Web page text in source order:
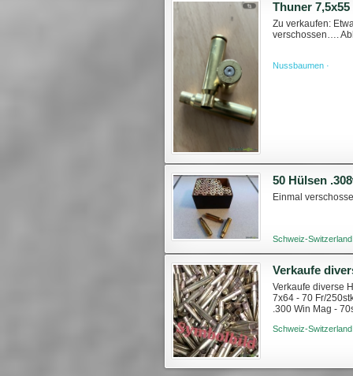
Thuner 7,5x55
Zu verkaufen:
verschossen….
Nussbaumen ·
50 Hülsen
Einmal
Schweiz-
Verkaufe
Verkaufe diverse
7x64 - 70 Fr/
.300 Win Mag -
Schweiz-